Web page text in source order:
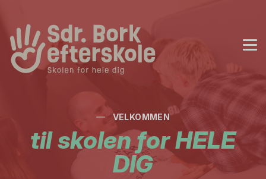
VELKOMMEN
til skolen for HELE
DIG